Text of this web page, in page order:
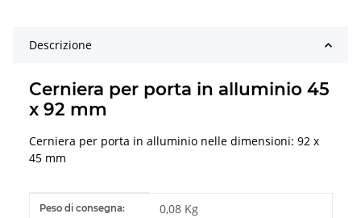
Descrizione
Cerniera per porta in alluminio 45
x 92 mm
Cerniera per porta in alluminio nelle dimensioni: 92 x
45 mm
#productDetails.itemInformation#
#productDetails.itemValue#
Peso di consegna: 0,08 Kg